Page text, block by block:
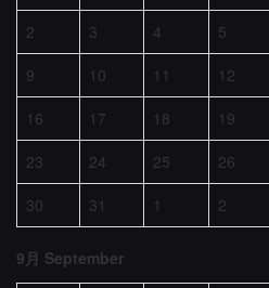
2
3 4 5
9
10 11 12
16
17 18 19
23
24 25 26
30
31 1 2
9月 September